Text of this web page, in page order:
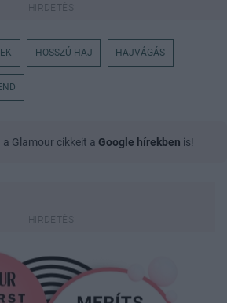
HOSSZÚ HAJ HAJVÁGÁS
a Glamour cikkeit a Google hírekben is!